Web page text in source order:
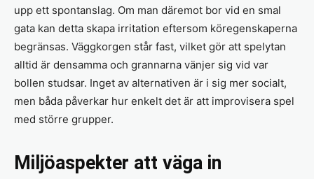
upp ett spontanslag. Om man däremot bor vid en smal
gata kan detta skapa irritation eftersom köregenskaperna
begränsas. Väggkorgen står fast, vilket gör att spelytan
alltid är densamma och grannarna vänjer sig vid var
bollen studsar. Inget av alternativen är i sig mer socialt,
men båda påverkar hur enkelt det är att improvisera spel
med större grupper.
Miljöaspekter att väga in